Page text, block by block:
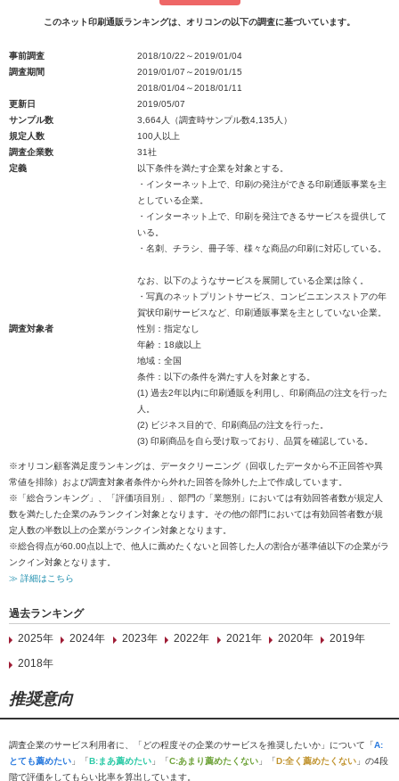
このネット印刷通販ランキングは、オリコンの以下の調査に基づいています。
事前調査
2018/10/22～2019/01/04
調査期間
2019/01/07～2019/01/15
2018/01/04～2018/01/11
更新日
2019/05/07
サンプル数
3,664人（調査時サンプル数4,135人）
規定人数
100人以上
調査企業数
31社
定義
以下条件を満たす企業を対象とする。
・インターネット上で、印刷の発注ができる印刷通販事業を主
としている企業。
・インターネット上で、印刷を発注できるサービスを提供して
いる。
・名刺、チラシ、冊子等、様々な商品の印刷に対応している。
なお、以下のようなサービスを展開している企業は除く。
・写真のネットプリントサービス、コンビニエンスストアの年
賀状印刷サービスなど、印刷通販事業を主としていない企業。
調査対象者
性別：指定なし
年齢：18歳以上
地域：全国
条件：以下の条件を満たす人を対象とする。
(1) 過去2年以内に印刷通販を利用し、印刷商品の注文を行った
人。
(2) ビジネス目的で、印刷商品の注文を行った。
(3) 印刷商品を自ら受け取っており、品質を確認している。
※オリコン顧客満足度ランキングは、データクリーニング（回収したデータから不正回答や異
常値を排除）および調査対象者条件から外れた回答を除外した上で作成しています。
※「総合ランキング」、「評価項目別」、部門の「業態別」においては有効回答者数が規定人
数を満たした企業のみランクイン対象となります。その他の部門においては有効回答者数が規
定人数の半数以上の企業がランクイン対象となります。
※総合得点が60.00点以上で、他人に薦めたくないと回答した人の割合が基準値以下の企業がラ
ンクイン対象となります。
≫ 詳細はこちら
過去ランキング
2025年
2024年 2023年 2022年 2021年 2020年
2019年
2018年
推奨意向
調査企業のサービス利用者に、「どの程度その企業のサービスを推奨したいか」について「A:
とても薦めたい 」「B:まあ薦めたい 」「C:あまり薦めたくない 」「D:全く薦めたくない 」の4段
階で評価をしてもらい比率を算出しています。